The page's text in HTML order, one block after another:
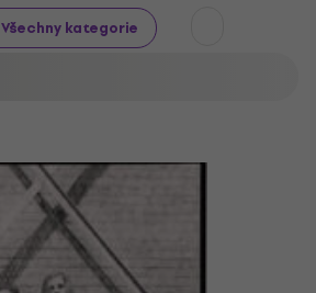
Všechny kategorie